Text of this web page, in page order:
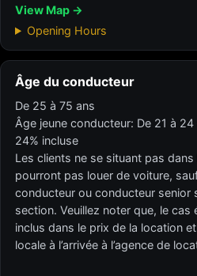
View Map →
Opening Hours
Âge du conducteur
De 25 à 75 ans
Âge jeune conducteur: De 21 à
24% incluse
Les clients ne se situant pas dans
pourront pas louer de voiture,
conducteur ou conducteur senior
section. Veuillez noter que, le
inclus dans le prix de la location
locale à l’arrivée à l’agence de